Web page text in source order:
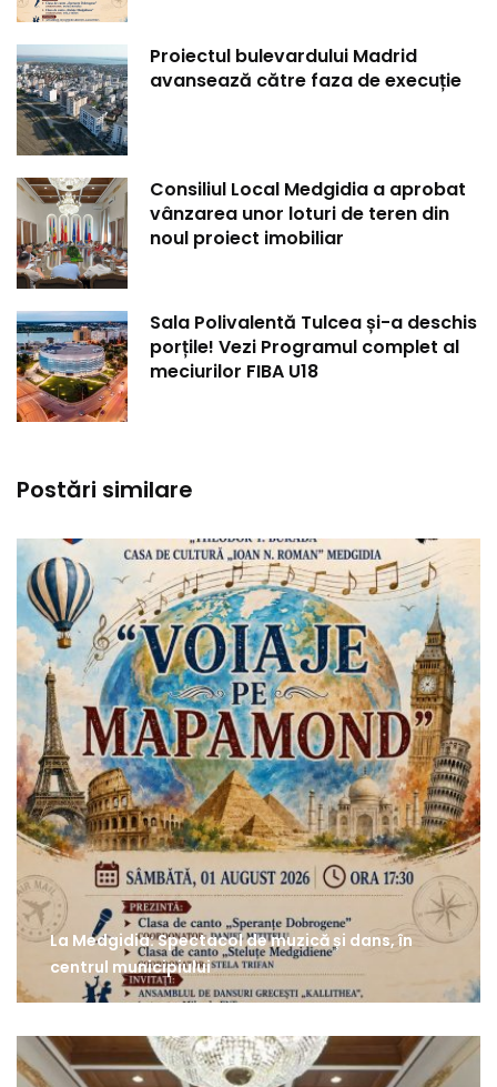
Proiectul bulevardului Madrid
avansează către faza de execuție
Consiliul Local Medgidia a aprobat
vânzarea unor loturi de teren din
noul proiect imobiliar
Sala Polivalentă Tulcea și-a deschis
porțile! Vezi Programul complet al
meciurilor FIBA U18
Postări similare
La Medgidia: Spectacol de muzică și dans, în
centrul municipiului